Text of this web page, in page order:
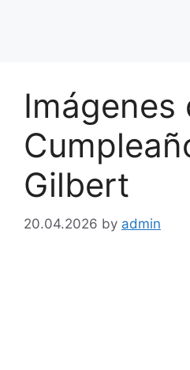
Imágenes
Gilbert
20.04.2026 by admin